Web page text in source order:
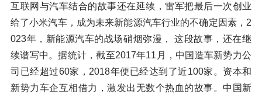
互联网与汽车结合的故事还在延续，雷军把最后一次创业
给了小米汽车，成为未来新能源汽车行业的不确定因素，2
023年，新能源汽车的战场硝烟弥漫， 这段故事，还在继
续谱写中。据统计，截至2017年11月，中国造车新势力公
司已经超过60家，2018年便已经达到了近100家。资本和
新势力车企互相借力，激发出无数个热血的故事。中国新